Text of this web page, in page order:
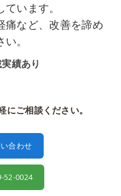
います。
痛など、改善を諦め
。
績あり
ご相談ください。
合わせ
52-0024